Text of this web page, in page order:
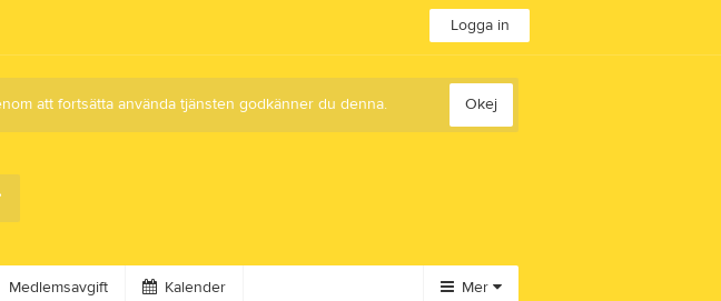
Logga in
att fortsätta använda tjänsten godkänner du denna. Okej
Medlemsavgift Kalender Mer